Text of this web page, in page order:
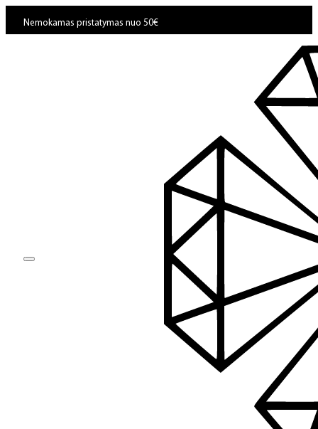
Nemokamas pristatymas nuo 50€